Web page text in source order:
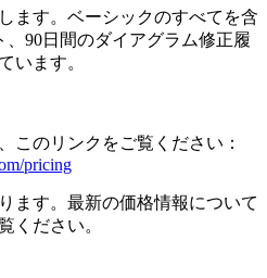
ます。ベーシックのすべてを含
90日間のダイアグラム修正履
います。
このリンクをご覧ください：
pricing
ます。最新の価格情報について
ください。